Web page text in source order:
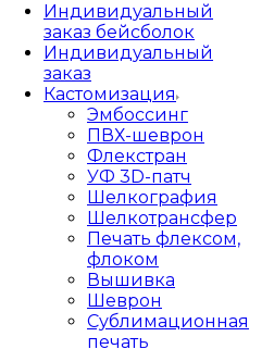
Индивидуальный
заказ бейсболок
Индивидуальный
заказ
Кастомизация
Эмбоссинг
ПВХ-шеврон
Флекстран
УФ 3D-патч
Шелкография
Шелкотрансфер
Печать флексом,
флоком
Вышивка
Шеврон
Сублимационная
печать